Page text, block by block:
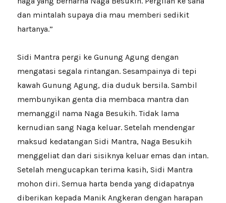
dan mintalah supaya dia mau memberi sedikit
hartanya.”
Sidi Mantra pergi ke Gunung Agung dengan
mengatasi segala rintangan. Sesampainya di tepi
kawah Gunung Agung, dia duduk bersila. Sambil
membunyikan genta dia membaca mantra dan
memanggil nama Naga Besukih. Tidak lama
kernudian sang Naga keluar. Setelah mendengar
maksud kedatangan Sidi Mantra, Naga Besukih
menggeliat dan dari sisiknya keluar emas dan intan.
Setelah mengucapkan terima kasih, Sidi Mantra
mohon diri. Semua harta benda yang didapatnya
diberikan kepada Manik Angkeran dengan harapan